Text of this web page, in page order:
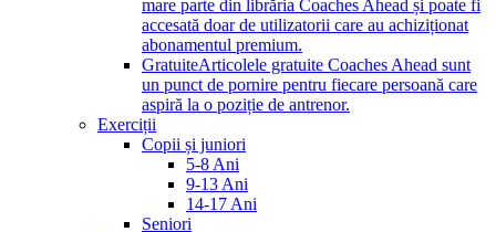
mare parte din librăria Coaches Ahead și poate fi
accesată doar de utilizatorii care au achiziționat
abonamentul premium.
GratuiteArticolele gratuite Coaches Ahead sunt
un punct de pornire pentru fiecare persoană care
aspiră la o poziție de antrenor.
Exerciții
Copii și juniori
5-8 Ani
9-13 Ani
14-17 Ani
Seniori